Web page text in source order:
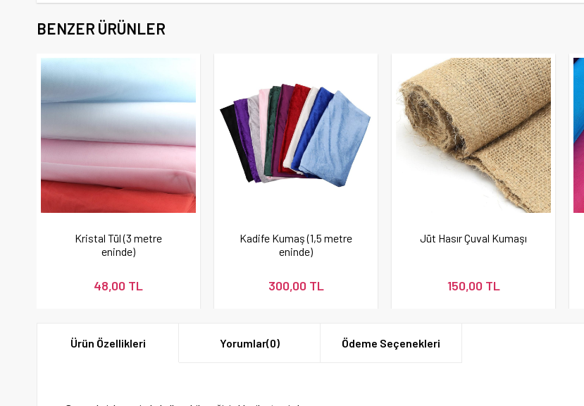
BENZER ÜRÜNLER
Kristal Tül (3 metre
eninde)
48,00 TL
Kadife Kumaş (1,5 metre
eninde)
300,00 TL
Jüt Hasır Çuval Kumaşı
150,00 TL
Ürün Özellikleri Yorumlar(0) Ödeme Seçenekleri